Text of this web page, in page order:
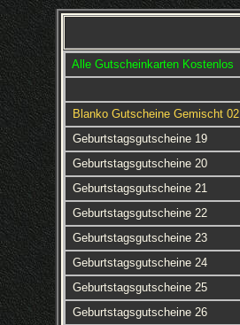
Alle Gutscheinkarten Kostenlos
Blanko Gutscheine Gemischt 02
Geburtstagsgutscheine 19
Geburtstagsgutscheine 20
Geburtstagsgutscheine 21
Geburtstagsgutscheine 22
Geburtstagsgutscheine 23
Geburtstagsgutscheine 24
Geburtstagsgutscheine 25
Geburtstagsgutscheine 26